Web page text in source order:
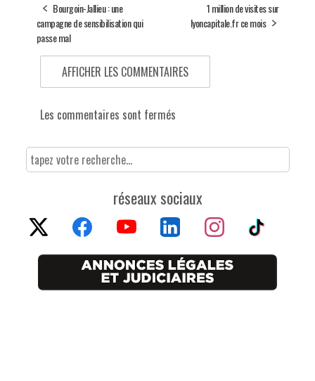
Bourgoin-Jallieu : une
campagne de sensibilisation qui
passe mal
1 million de visites sur
lyoncapitale.fr ce mois
AFFICHER LES COMMENTAIRES
Les commentaires sont fermés
réseaux sociaux